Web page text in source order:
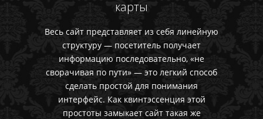
карты
Весь сайт представляет из себя линейную
структуру — посетитель получает
информацию последовательно, «не
сворачивая по пути» — это легкий способ
сделать простой для понимания
интерфейс. Как квинтэссенция этой
простоты замыкает сайт такая же